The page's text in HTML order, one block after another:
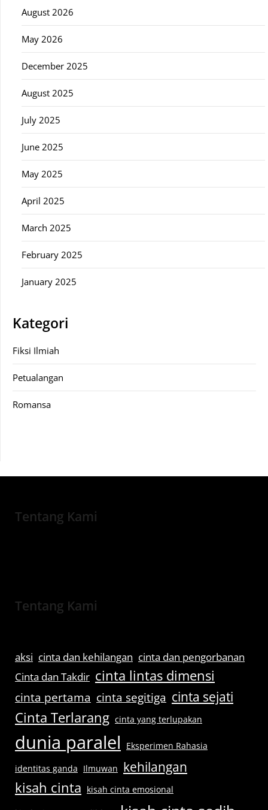
August 2026
May 2026
December 2025
August 2025
July 2025
June 2025
May 2025
April 2025
March 2025
February 2025
January 2025
Kategori
Fiksi Ilmiah
Petualangan
Romansa
Tentang Kami
Tentang Kami
aksi cinta dan kehilangan cinta dan pengorbanan
Cinta dan Takdir cinta lintas dimensi
cinta pertama cinta segitiga cinta sejati
Cinta Terlarang cinta yang terlupakan
dunia paralel
Eksperimen Rahasia
identitas ganda Ilmuwan kehilangan
kisah cinta kisah cinta emosional